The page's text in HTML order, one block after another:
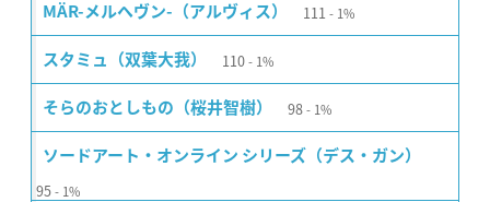
MÄR-メルヘヴン-（アルヴィス） 111 1%
スタミュ（双葉大我） 110 1%
そらのおとしもの（桜井智樹） 98 1%
ソードアート・オンライン シリーズ（デス・ガン）
95 1%